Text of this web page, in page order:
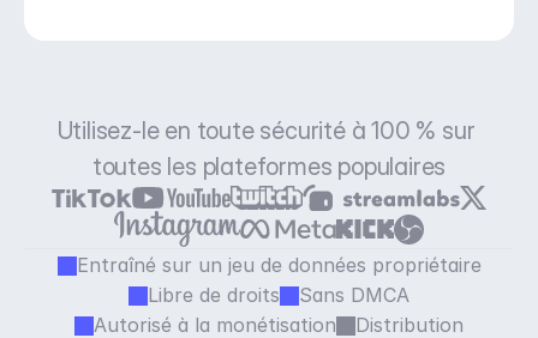
Utilisez-le en toute sécurité à 100 % sur
toutes les plateformes populaires
Entraîné sur un jeu de données propriétaire
Libre de droits
Sans DMCA
Autorisé à la monétisation
Distribution